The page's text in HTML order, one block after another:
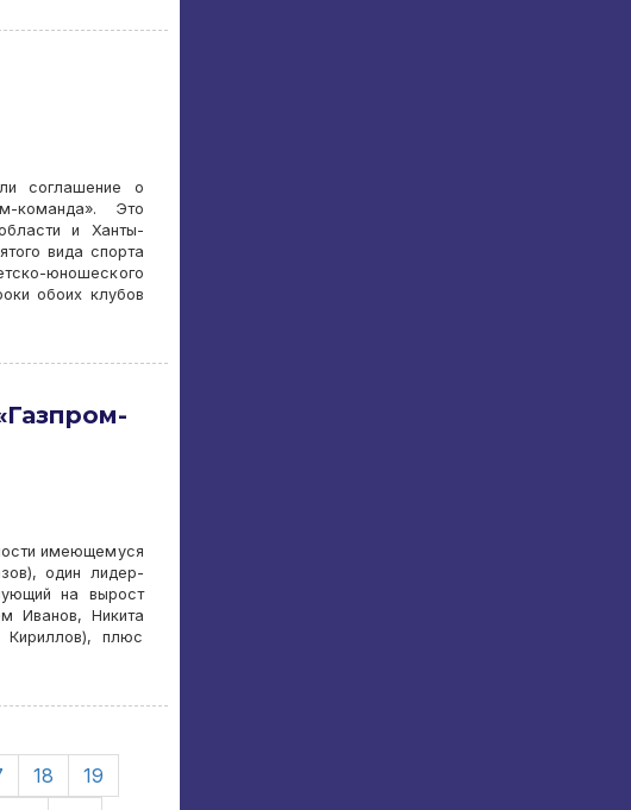
соглашение о
команда». Это
и Ханты-
вида спорта
юношеского
обоих клубов
имеющемуся
один лидер-
на вырост
Иванов, Никита
Кириллов), плюс
18
19